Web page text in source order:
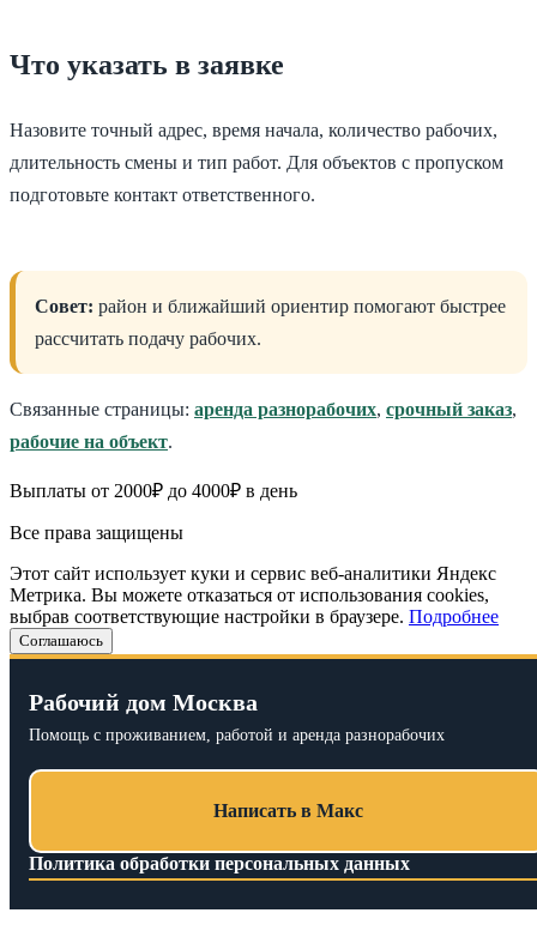
Что указать в заявке
Назовите точный адрес, время начала, количество рабочих,
длительность смены и тип работ. Для объектов с пропуском
подготовьте контакт ответственного.
Совет: район и ближайший ориентир помогают быстрее
рассчитать подачу рабочих.
Связанные страницы: аренда разнорабочих, срочный заказ,
рабочие на объект.
Выплаты от 2000₽ до 4000₽ в день
Все права защищены
Этот сайт использует куки и сервис веб-аналитики Яндекс
Метрика. Вы можете отказаться от использования cookies,
выбрав соответствующие настройки в браузере. Подробнее
Соглашаюсь
Рабочий дом Москва
Помощь с проживанием, работой и аренда разнорабочих
Написать в Макс
Политика обработки персональных данных